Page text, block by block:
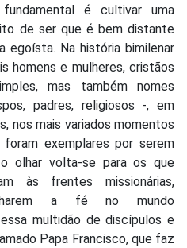
é cultivar uma
de ser que é bem distante
egoísta. Na história bimilenar
homens e mulheres, cristãos
mas também nomes
padres, religiosos -, em
nos mais variados momentos
foram exemplares por serem
olhar volta-se para os que
às frentes missionárias,
a fé no mundo
multidão de discípulos e
Papa Francisco, que faz